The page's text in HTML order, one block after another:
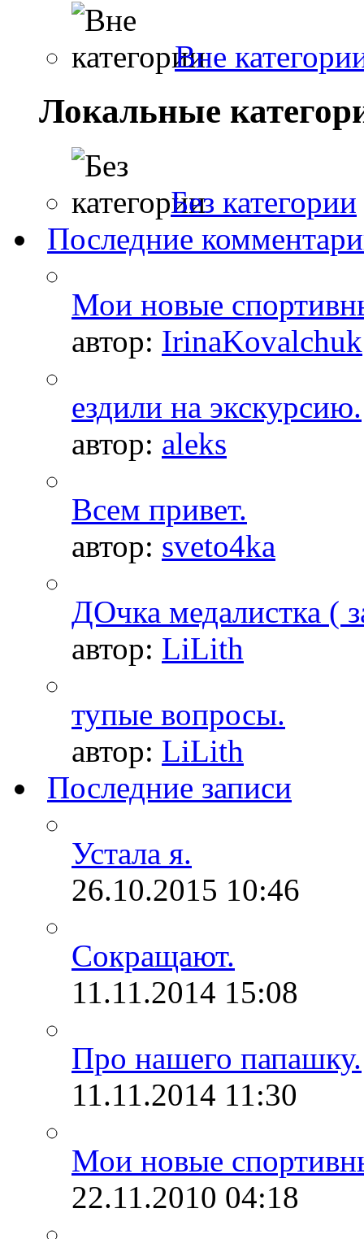
Вне
Локальные
Без категории
Последние
Мои новые
автор: IrinaKovalchuk
ездили на экскурсию.
автор: aleks
Всем привет.
автор: sveto4ka
ДОчка медалистка (
автор: LiLith
тупые вопросы.
автор: LiLith
Последние записи
Устала я.
26.10.2015 10:46
Сокращают.
11.11.2014 15:08
Про нашего папашку.
11.11.2014 11:30
Мои новые
22.11.2010 04:18